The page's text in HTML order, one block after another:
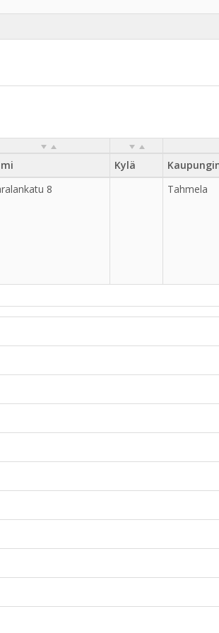
Kylä
8 Tahmela